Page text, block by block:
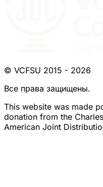
© VCFSU 2015 - 2026
Все права защищены.
This website was made
donation from the
American Joint